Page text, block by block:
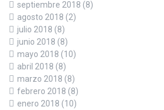
septiembre 2018 (8)
agosto 2018 (2)
julio 2018 (8)
junio 2018 (8)
mayo 2018 (10)
abril 2018 (8)
marzo 2018 (8)
febrero 2018 (8)
enero 2018 (10)